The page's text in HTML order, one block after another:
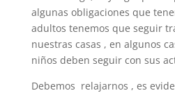
algunas obligaciones que
adultos tenemos que seguir
nuestras casas , en algunos
niños deben seguir con sus
Debemos relajarnos , es